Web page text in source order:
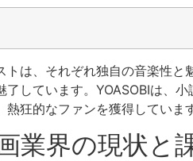
トは、それぞれ独自の音楽性
了しています。YOASOBIは、
熱狂的なファンを獲得していま
業界の現状と